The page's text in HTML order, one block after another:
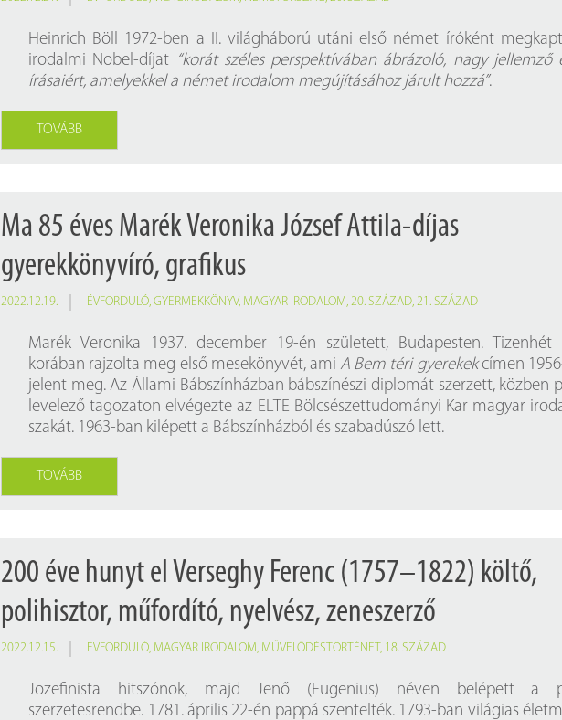
Heinrich Böll 1972-ben a II. világháború utáni első német íróként
irodalmi Nobel-díjat “korát széles perspektívában ábrázoló, nagy jellemző
írásaiért, amelyekkel a német irodalom megújításához járult hozzá”.
TOVÁBB
Ma 85 éves Marék Veronika József Attila-díjas
gyerekkönyvíró, grafikus
2022.12.19. ÉVFORDULÓ,GYERMEKKÖNYV, MAGYAR IRODALOM,20. SZÁZAD,21. SZÁZAD
Marék Veronika 1937. december 19-én született, Budapesten. Tizenhét
korában rajzolta meg első mesekönyvét, amiA Bem téri gyerekekcímen
jelent meg. Az Állami Bábszínházban bábszínészi diplomát szerzett, közben
levelező tagozaton elvégezte az ELTE Bölcsészettudományi Kar magyar
szakát. 1963-ban kilépett a Bábszínházból és szabadúszó lett.
TOVÁBB
200 éve hunyt el Verseghy Ferenc (1757–1822) költő,
polihisztor, műfordító, nyelvész, zeneszerző
2022.12.15. ÉVFORDULÓ, MAGYAR IRODALOM, MŰVELŐDÉSTÖRTÉNET, 18. SZÁZAD
Jozefinista hitszónok, majd Jenő (Eugenius) néven belépett a
szerzetesrendbe. 1781. április 22-én pappá szentelték. 1793-ban világias